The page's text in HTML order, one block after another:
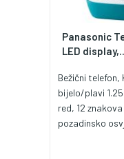
Panasonic
LED
Bežični telefon,
bijelo/plavi
red, 12
pozadinsko
stanja beterije